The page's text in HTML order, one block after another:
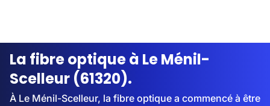
Streaming
La fibre optique à Le Ménil-
Scelleur (61320).
À Le Ménil-Scelleur, la fibre optique a commencé à être